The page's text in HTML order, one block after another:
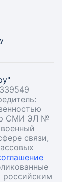
СМИ ЭЛ №
связи,
российским